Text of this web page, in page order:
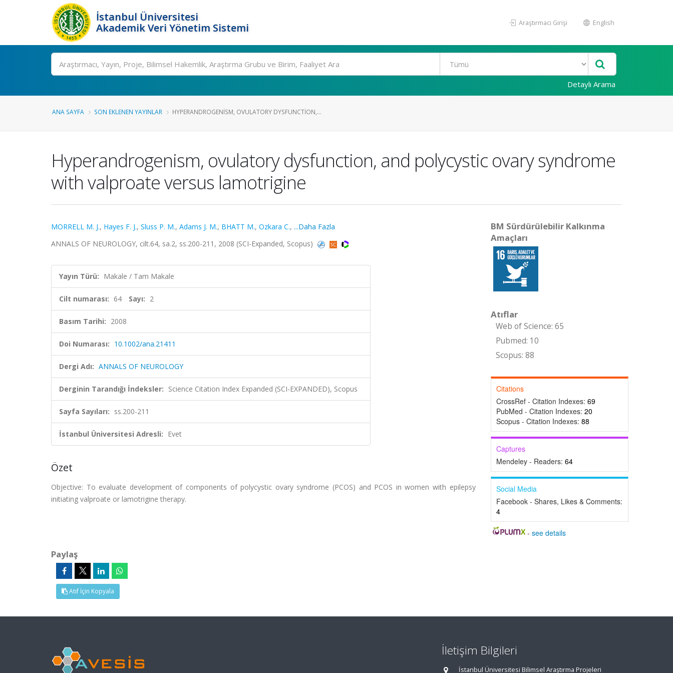
İstanbul Üniversitesi
Akademik Veri Yönetim Sistemi
Araştırmacı Girişi English
Ara
Detaylı Arama
ANA SAYFA SON EKLENEN YAYINLAR HYPERANDROGENISM, OVULATORY DYSFUNCTION,...
Hyperandrogenism, ovulatory dysfunction, and polycystic ovary syndrome
with valproate versus lamotrigine
MORRELL M. J., Hayes F. J., Sluss P. M., Adams J. M., BHATT M., Ozkara C., ...Daha Fazla
ANNALS OF NEUROLOGY, cilt.64, sa.2, ss.200-211, 2008 (SCI-Expanded, Scopus)
Yayın Türü: Makale / Tam Makale
Cilt numarası: 64 Sayı: 2
Basım Tarihi: 2008
Doi Numarası: 10.1002/ana.21411
Dergi Adı: ANNALS OF NEUROLOGY
Derginin Tarandığı İndeksler: Science Citation Index Expanded (SCI-EXPANDED), Scopus
Sayfa Sayıları: ss.200-211
İstanbul Üniversitesi Adresli: Evet
Özet
Objective: To evaluate development of components of polycystic ovary syndrome (PCOS) and PCOS in women with epilepsy
initiating valproate or lamotrigine therapy.
BM Sürdürülebilir Kalkınma
Amaçları
Atıflar
Web of Science: 65
Pubmed: 10
Scopus: 88
Citations
CrossRef - Citation Indexes: 69
PubMed - Citation Indexes: 20
Scopus - Citation Indexes: 88
Captures
Mendeley - Readers: 64
Social Media
Facebook - Shares, Likes & Comments:
4
-see details
Paylaş
Atıf İçin Kopyala
İletişim Bilgileri
İstanbul Üniversitesi Bilimsel Araştırma Projeleri